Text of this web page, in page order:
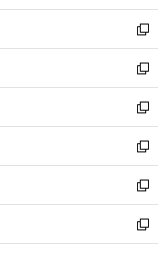
ウ
で
開
く
ン
ド
ウ
で
開
く
ウ
ィ
ン
ド
ウ
で
開
く
し
い
ウ
ィ
ン
ド
ウ
で
開
く
新
し
い
ウ
ィ
ン
ド
ウ
で
開
く
新
し
い
ウ
ィ
ン
ド
ウ
で
開
新
し
い
ウ
ィ
ン
ド
ウ
新
し
い
ウ
ィ
ン
新
し
い
ウ
新
し